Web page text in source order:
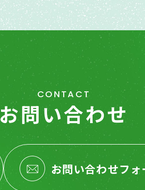
CONTACT
お問い合わせ
お問い合わせフォ